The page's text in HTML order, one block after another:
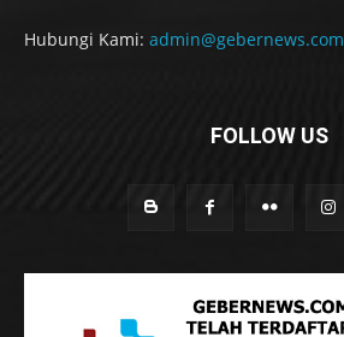
Hubungi Kami: admin@gebernews.com
FOLLOW US